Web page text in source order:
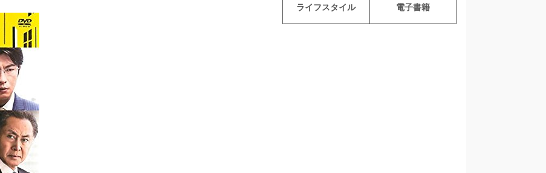
ライフスタイル 電子書籍